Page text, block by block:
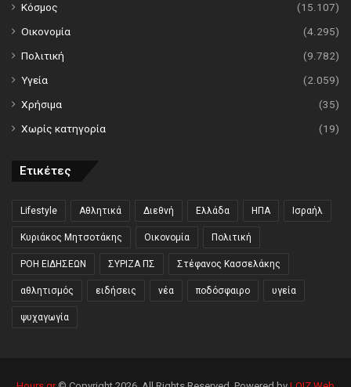
Κόσμος
(15.107)
Οικονομία
(4.295)
Πολιτική
(9.782)
Υγεία
(2.059)
Χρήσιμα
(35)
Χωρίς κατηγορία
(19)
Ετικέτες
Lifestyle Αθλητικά Διεθνή Ελλάδα ΗΠΑ Ισραήλ
Κυριάκος Μητσοτάκης Οικονομία Πολιτική
ΡΟΗ ΕΙΔΗΣΕΩΝ ΣΥΡΙΖΑ ΠΣ Στέφανος Κασσελάκης
αθλητισμός ειδήσεις νέα ποδόσφαιρο υγεία
ψυχαγωγία